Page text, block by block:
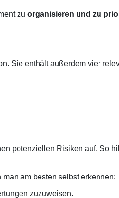
zu organisieren und zu
Sie enthält außerdem vier
potenziellen Risiken auf. So
am besten selbst erkennen:
zuzuweisen.